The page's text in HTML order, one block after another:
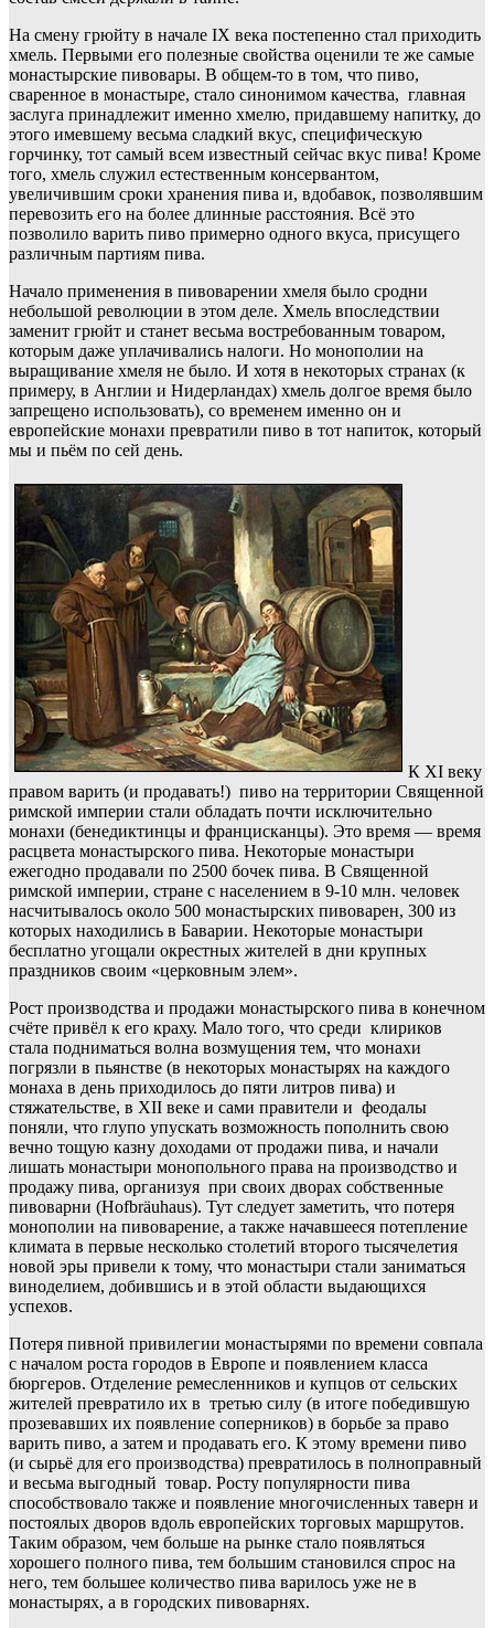
На смену грюйту в начале IX века постепенно стал приходить
хмель. Первыми его полезные свойства оценили те же самые
монастырские пивовары. В общем-то в том, что пиво,
сваренное в монастыре, стало синонимом качества, главная
заслуга принадлежит именно хмелю, придавшему напитку, до
этого имевшему весьма сладкий вкус, специфическую
горчинку, тот самый всем известный сейчас вкус пива! Кроме
того, хмель служил естественным консервантом,
увеличившим сроки хранения пива и, вдобавок, позволявшим
перевозить его на более длинные расстояния. Всё это
позволило варить пиво примерно одного вкуса, присущего
различным партиям пива.
Начало применения в пивоварении хмеля было сродни
небольшой революции в этом деле. Хмель впоследствии
заменит грюйт и станет весьма востребованным товаром,
которым даже уплачивались налоги. Но монополии на
выращивание хмеля не было. И хотя в некоторых странах (к
примеру, в Англии и Нидерландах) хмель долгое время было
запрещено использовать), со временем именно он и
европейские монахи превратили пиво в тот напиток, который
мы и пьём по сей день.
К XI веку
правом варить (и продавать!) пиво на территории Священной
римской империи стали обладать почти исключительно
монахи (бенедиктинцы и францисканцы). Это время — время
расцвета монастырского пива. Некоторые монастыри
ежегодно продавали по 2500 бочек пива. В Священной
римской империи, стране с населением в 9-10 млн. человек
насчитывалось около 500 монастырских пивоварен, 300 из
которых находились в Баварии. Некоторые монастыри
бесплатно угощали окрестных жителей в дни крупных
праздников своим «церковным элем».
Рост производства и продажи монастырского пива в конечном
счёте привёл к его краху. Мало того, что среди клириков
стала подниматься волна возмущения тем, что монахи
погрязли в пьянстве (в некоторых монастырях на каждого
монаха в день приходилось до пяти литров пива) и
стяжательстве, в XII веке и сами правители и феодалы
поняли, что глупо упускать возможность пополнить свою
вечно тощую казну доходами от продажи пива, и начали
лишать монастыри монопольного права на производство и
продажу пива, организуя при своих дворах собственные
пивоварни (Hofbräuhaus). Тут следует заметить, что потеря
монополии на пивоварение, а также начавшееся потепление
климата в первые несколько столетий второго тысячелетия
новой эры привели к тому, что монастыри стали заниматься
виноделием, добившись и в этой области выдающихся
успехов.
Потеря пивной привилегии монастырями по времени совпала
с началом роста городов в Европе и появлением класса
бюргеров. Отделение ремесленников и купцов от сельских
жителей превратило их в третью силу (в итоге победившую
прозевавших их появление соперников) в борьбе за право
варить пиво, а затем и продавать его. К этому времени пиво
(и сырьё для его производства) превратилось в полноправный
и весьма выгодный товар. Росту популярности пива
способствовало также и появление многочисленных таверн и
постоялых дворов вдоль европейских торговых маршрутов.
Таким образом, чем больше на рынке стало появляться
хорошего полного пива, тем большим становился спрос на
него, тем большее количество пива варилось уже не в
монастырях, а в городских пивоварнях.